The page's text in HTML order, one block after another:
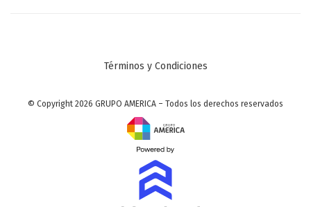
Términos y Condiciones
© Copyright 2026 GRUPO AMERICA – Todos los derechos reservados